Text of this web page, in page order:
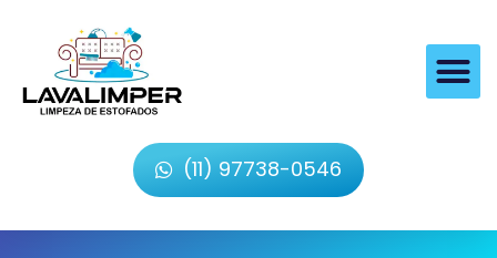
(11) 97738-0546